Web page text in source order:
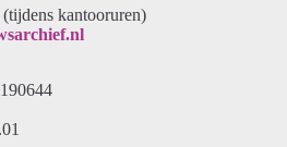
(tijdens kantooruren)